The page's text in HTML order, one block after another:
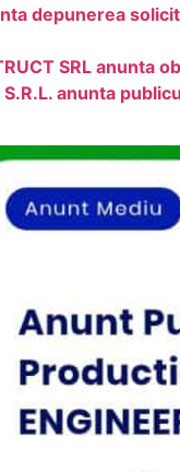
depunerea
SRL
S.R.L. anunta